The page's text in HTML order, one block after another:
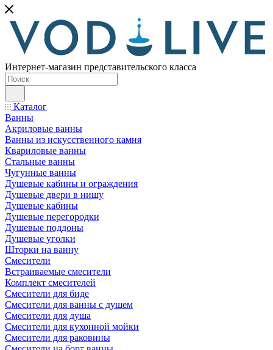
Интернет-магазин представительского класса
Каталог
Ванны
Акриловые ванны
Ванны из искусственного камня
Квариловые ванны
Стальные ванны
Чугунные ванны
Душевые кабины и ограждения
Душевые двери в нишу
Душевые кабины
Душевые перегородки
Душевые поддоны
Душевые уголки
Шторки на ванну
Смесители
Встраиваемые смесители
Комплект смесителей
Смесители для биде
Смесители для ванны с душем
Смесители для душа
Смесители для кухонной мойки
Смесители для раковины